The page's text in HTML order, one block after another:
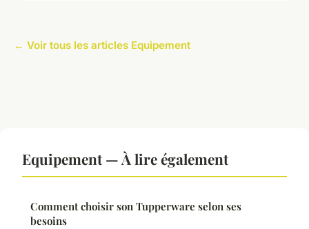
← Voir tous les articles Equipement
Equipement — À lire également
Comment choisir son Tupperware selon ses
besoins